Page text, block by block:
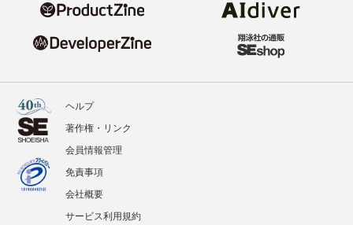
ヘルプ
著作権・リンク
会員情報管理
免責事項
会社概要
サービス利用規約